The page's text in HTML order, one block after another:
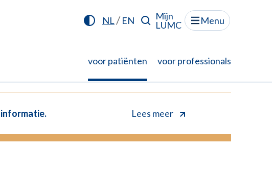
NL/ EN
Mijn
LUMC
Menu
voor patiënten voor professionals
informatie. Lees meer